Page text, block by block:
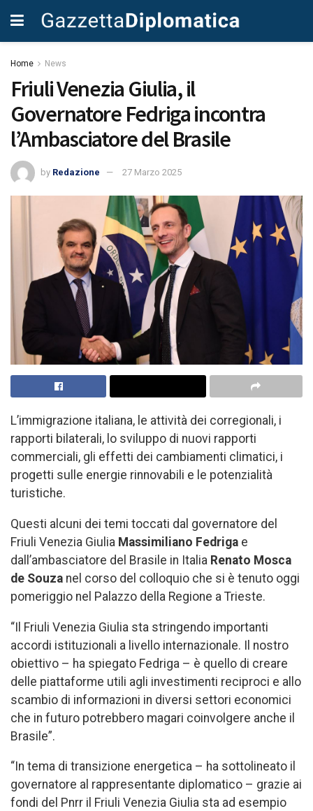
Home News
Friuli Venezia Giulia, il
Governatore Fedriga incontra
l’Ambasciatore del Brasile
by Redazione 27 Marzo 2025
L’immigrazione italiana, le attività dei corregionali, i
rapporti bilaterali, lo sviluppo di nuovi rapporti
commerciali, gli effetti dei cambiamenti climatici, i
progetti sulle energie rinnovabili e le potenzialità
turistiche.
Questi alcuni dei temi toccati dal governatore del
Friuli Venezia Giulia Massimiliano Fedriga e
dall’ambasciatore del Brasile in Italia Renato Mosca
de Souza nel corso del colloquio che si è tenuto oggi
pomeriggio nel Palazzo della Regione a Trieste.
“Il Friuli Venezia Giulia sta stringendo importanti
accordi istituzionali a livello internazionale. Il nostro
obiettivo – ha spiegato Fedriga – è quello di creare
delle piattaforme utili agli investimenti reciproci e allo
scambio di informazioni in diversi settori economici
che in futuro potrebbero magari coinvolgere anche il
Brasile”.
“In tema di transizione energetica – ha sottolineato il
governatore al rappresentante diplomatico – grazie ai
fondi del Pnrr il Friuli Venezia Giulia sta ad esempio